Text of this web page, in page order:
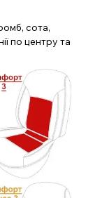
сота,
по центру та